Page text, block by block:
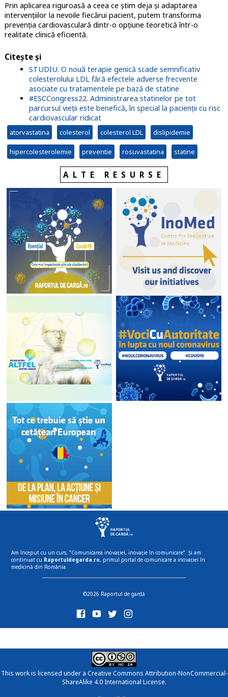
Prin aplicarea riguroasă a ceea ce știm deja și adaptarea
intervențiilor la nevoile fiecărui pacient, putem transforma
prevenția cardiovasculară dintr-o opțiune teoretică într-o
realitate clinică eficientă.
Citește și
STUDIU. O nouă terapie genică scade semnificativ
colesterolului LDL fără efectele adverse frecvente
asociate cu tratamentele pe bază de statine
#ESCCongress22. Administrarea statinelor pe tot
parcursul vieţii este benefică, în special la pacienţii cu risc
cardiovascular ridicat
atorvastatina colesterol colesterol LDL dislipidemie
hipercolesterolemie preventie rosuvastatina statine
ALTE RESURSE
Am început cu un curs, “Comunicarea inovației, inovație în comunicare”. Și am
continuat cu Raportuldegarda.ro, primul portal de comunicare a inovației în
medicină din România.
©2026 Raportul de gardă
This work is licensed under a Creative Commons Attribution-NonCommercial-
ShareAlike 4.0 International License.